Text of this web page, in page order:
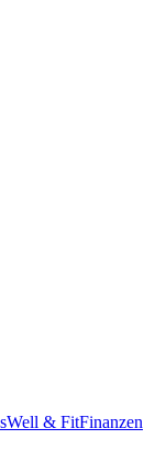
Well & FitFinanzen